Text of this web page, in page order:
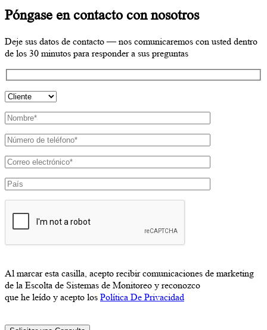
Póngase en contacto con nosotros
Deje sus datos de contacto — nos comunicaremos con usted dentro
de los 30 minutos para responder a sus preguntas
Al marcar esta casilla, acepto recibir comunicaciones de marketing
de la Escolta de Sistemas de Monitoreo y reconozco
que he leído y acepto los Política De Privacidad